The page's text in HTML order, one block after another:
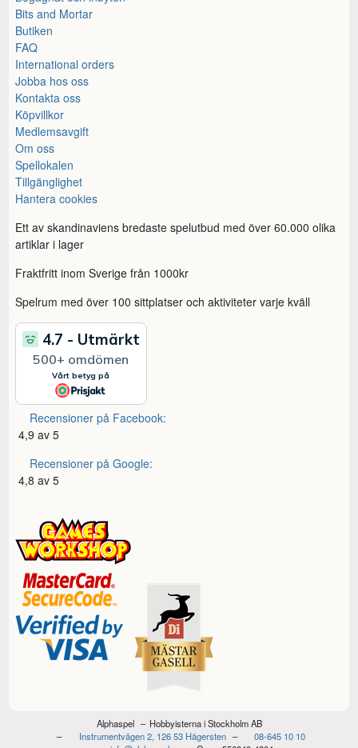
Bits and Mortar
Butiken
FAQ
International orders
Jobba hos oss
Kontakta oss
Köpvillkor
Medlemsavgift
Om oss
Spellokalen
Tillgänglighet
Hantera cookies
Ett av skandinaviens bredaste spelutbud med över 60.000 olika
artiklar i lager
Fraktfritt inom Sverige från 1000kr
Spelrum med över 100 sittplatser och aktiviteter varje kväll
Recensioner på Facebook:
4,9 av 5
Recensioner på Google:
4,8 av 5
Alphaspel
Hobbyisterna i Stockholm AB
Instrumentvägen 2, 126 53 Hägersten
08-645 10 10